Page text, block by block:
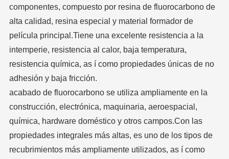
componentes, compuesto por resina de fluorocarbono de
alta calidad, resina especial y material formador de
película principal.Tiene una excelente resistencia a la
intemperie, resistencia al calor, baja temperatura,
resistencia química, as í como propiedades únicas de no
adhesión y baja fricción.
acabado de fluorocarbono se utiliza ampliamente en la
construcción, electrónica, maquinaria, aeroespacial,
química, hardware doméstico y otros campos.Con las
propiedades integrales más altas, es uno de los tipos de
recubrimientos más ampliamente utilizados, as í como